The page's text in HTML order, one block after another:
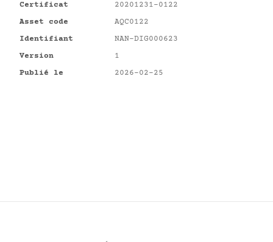
Certificat
20201231-0122
Asset code
AQC0122
Identifiant
NAN-DIG000623
Version
1
Publié le
2026-02-25